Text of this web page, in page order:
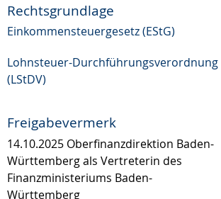
Rechtsgrundlage
Einkommensteuergesetz (EStG)
Lohnsteuer-Durchführungsverordnung
(LStDV)
Freigabevermerk
14.10.2025 Oberfinanzdirektion Baden-
Württemberg als Vertreterin des
Finanzministeriums Baden-
Württemberg